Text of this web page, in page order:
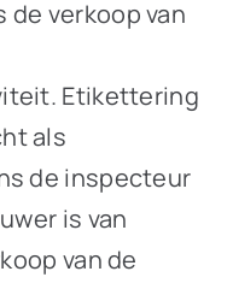
de verkoop van
Etikettering
als
de inspecteur
is van
van de